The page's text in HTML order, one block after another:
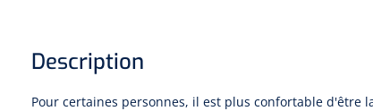
Description
Pour certaines personnes, il est plus confortable d'être